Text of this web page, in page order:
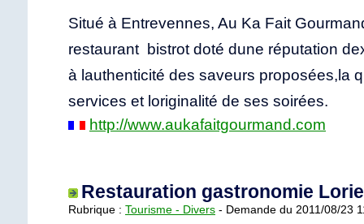
Situé à Entrevennes, Au Ka Fait
restaurant  bistrot doté dune réputation
à lauthenticité des saveurs proposées,la
services et loriginalité de ses soirées.
http://www.aukafaitgourmand.com
Restauration gastronomie
Rubrique : Tourisme - Divers - Demande du 2011/08/23